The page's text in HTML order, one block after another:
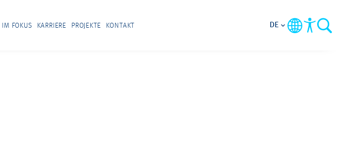
IM FOKUS KARRIERE PROJEKTE KONTAKT DE